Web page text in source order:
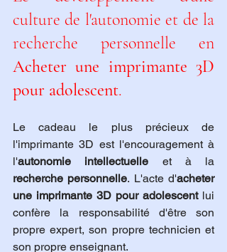
culture de l'autonomie et de la
Acheter une imprimante 3D
pour adolescent.
Le cadeau le plus précieux de
l'imprimante 3D est l'encouragement à
l'autonomie intellectuelle
recherche personnelle. L'acte d'acheter
une imprimante 3D pour adolescent lui
confère la responsabilité d'être son
propre expert, son propre technicien et
son propre enseignant.